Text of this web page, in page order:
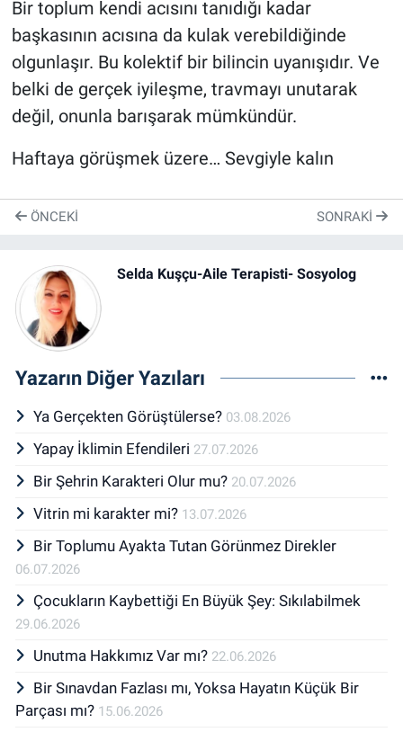
Bir toplum kendi acısını tanıdığı kadar
başkasının acısına da kulak verebildiğinde
olgunlaşır. Bu kolektif bir bilincin uyanışıdır. Ve
belki de gerçek iyileşme, travmayı unutarak
değil, onunla barışarak mümkündür.
Haftaya görüşmek üzere… Sevgiyle kalın
ÖNCEKI SONRAKI
Selda Kuşçu-Aile Terapisti- Sosyolog
Yazarın Diğer Yazıları
Ya Gerçekten Görüştülerse? 03.08.2026
Yapay İklimin Efendileri 27.07.2026
Bir Şehrin Karakteri Olur mu? 20.07.2026
Vitrin mi karakter mi? 13.07.2026
Bir Toplumu Ayakta Tutan Görünmez Direkler
06.07.2026
Çocukların Kaybettiği En Büyük Şey: Sıkılabilmek
29.06.2026
Unutma Hakkımız Var mı? 22.06.2026
Bir Sınavdan Fazlası mı, Yoksa Hayatın Küçük Bir
Parçası mı? 15.06.2026